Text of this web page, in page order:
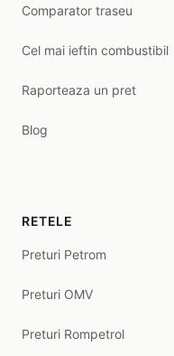
Comparator traseu
Cel mai ieftin combustibil
Raporteaza un pret
Blog
RETELE
Preturi Petrom
Preturi OMV
Preturi Rompetrol